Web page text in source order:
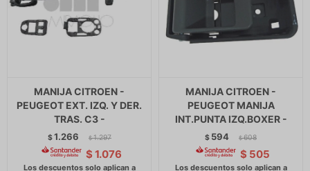
MANIJA CITROEN -
PEUGEOT EXT. IZQ. Y DER.
TRAS. C3 -
$1.266 $ 1.297
$ 1.076
MANIJA CITROEN -
PEUGEOT MANIJA
INT.PUNTA IZQ.BOXER -
$ 594 $ 608
$ 505